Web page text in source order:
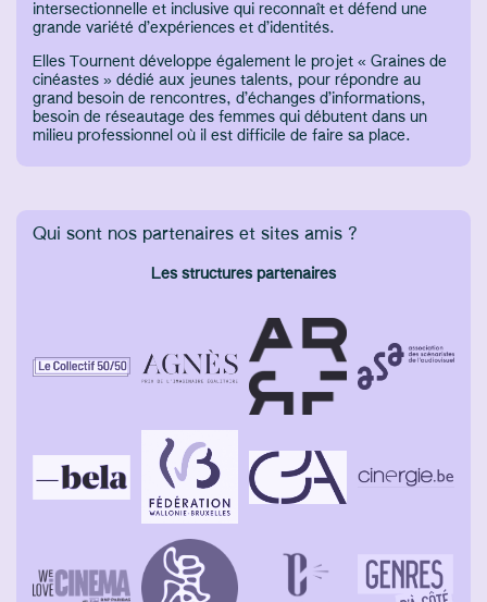
intersectionnelle et inclusive qui reconnaît et défend une
grande variété d’expériences et d’identités.
Elles Tournent développe également le projet « Graines de
cinéastes » dédié aux jeunes talents, pour répondre au
grand besoin de rencontres, d’échanges d’informations,
besoin de réseautage des femmes qui débutent dans un
milieu professionnel où il est difficile de faire sa place.
Qui sont nos partenaires et sites amis ?
Les structures partenaires